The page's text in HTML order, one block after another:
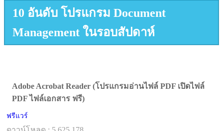
10 อันดับ โปรแกรม Document
Management ในรอบสัปดาห์
Adobe Acrobat Reader (โปรแกรมอ่านไฟล์ PDF เปิดไฟล์
PDF ไฟล์เอกสาร ฟรี)
ฟรีแวร์